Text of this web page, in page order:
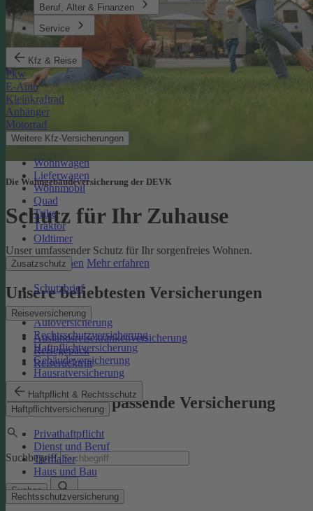
Beruf, Alter & Finanzen
Service
Kfz & Reise
Pkw
E-Auto
Kleinkraftrad
Anhänger
Motorrad
Weitere Kfz-Versicherungen
Wohnwagen
Lieferwagen
Wohnmobil
Quad
Trike
Traktor
Oldtimer
Zusatzschutz
Schutzbrief
Reiseversicherung
Auslandsreisekrankenversicherung
Reisegepäck
Reiserücktritt
Haftpflicht & Rechtsschutz
Haftpflichtversicherung
Privathaftpflicht
Dienst und Beruf
Tierhalter
Haus und Bau
Rechtsschutzversicherung
Die Wohngebäudeversicherung der DEVK
Schutz für Ihr Zuhause
Unser umfassender Schutz für Ihr sorgenfreies Wohnen.
Online berechnen Mehr erfahren
Unsere beliebtesten Versicherungen
Autoversicherung
Rechtsschutzversicherung
Haftpflichtversicherung
Gebäudeversicherung
Hausratversicherung
Finden Sie die passende Versicherung
Suchbegriff
Suchen